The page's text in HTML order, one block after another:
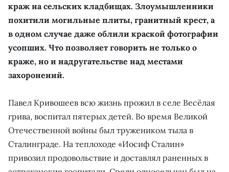
краж на сельских кладбищах. Злоумышленники
похитили могильные плиты, гранитный крест, а
в одном случае даже облили краской фотографии
усопших. Что позволяет говорить не только о
краже, но и надругательстве над местами
захоронений.
Павел Кривошеев всю жизнь прожил в селе Весёлая
грива, воспитал пятерых детей. Во время Великой
Отечественной войны был тружеником тыла в
Сталинграде. На теплоходе «Иосиф Сталин»
привозил продовольствие и доставлял раненных в